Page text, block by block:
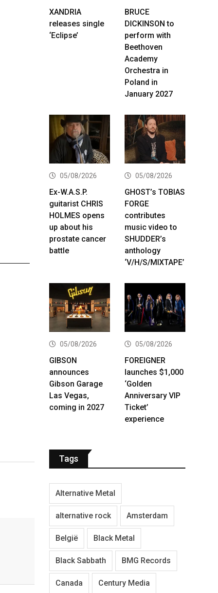
XANDRIA
releases single
‘Eclipse’
BRUCE
DICKINSON to
perform with
Beethoven
Academy
Orchestra in
Poland in
January 2027
05/08/2026
Ex-W.A.S.P.
guitarist CHRIS
HOLMES opens
up about his
prostate cancer
battle
05/08/2026
GHOST’s TOBIAS
FORGE
contributes
music video to
SHUDDER’s
anthology
‘V/H/S/MIXTAPE’
05/08/2026
GIBSON
announces
Gibson Garage
Las Vegas,
coming in 2027
05/08/2026
FOREIGNER
launches $1,000
‘Golden
Anniversary VIP
Ticket’
experience
Tags
Alternative Metal
alternative rock Amsterdam
België Black Metal
Black Sabbath BMG Records
Canada Century Media